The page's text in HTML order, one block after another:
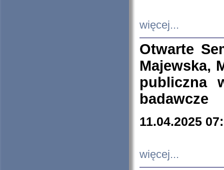
więcej...
Otwarte
Majewska,
publiczna
badawcze
11.04.2025
więcej...